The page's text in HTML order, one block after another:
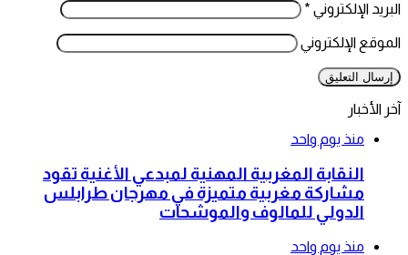
البريد الإلكتروني *
الموقع الإلكتروني
آخر الأخبار
منذ يوم واحد
النقابة المغربية المهنية لمبدعي الأغنية تقود
مشاركة مغربية متميزة في مهرجان طرابلس
الدولي للمالوف والموشحات
منذ يوم واحد